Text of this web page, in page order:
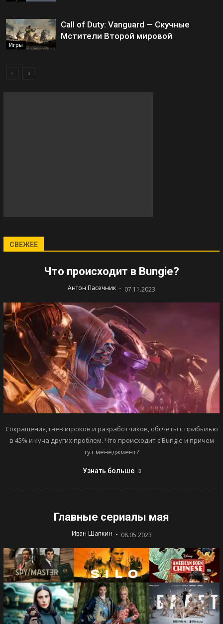
Игры
Call of Duty: Vanguard — Скучные
Мстители Второй мировой
СВЕЖЕЕ
Что происходит в Bungie?
Антон Пасечник - 07.11.2023
Сокращения, гнев игроков и разработчиков, обсчеты с прибылью
в 45% и куча других проблем. Что происходит с Bungie и причем
тут менеджмент?
Узнать больше
Главные сериалы мая
Иван Шапкин - 08.05.2023